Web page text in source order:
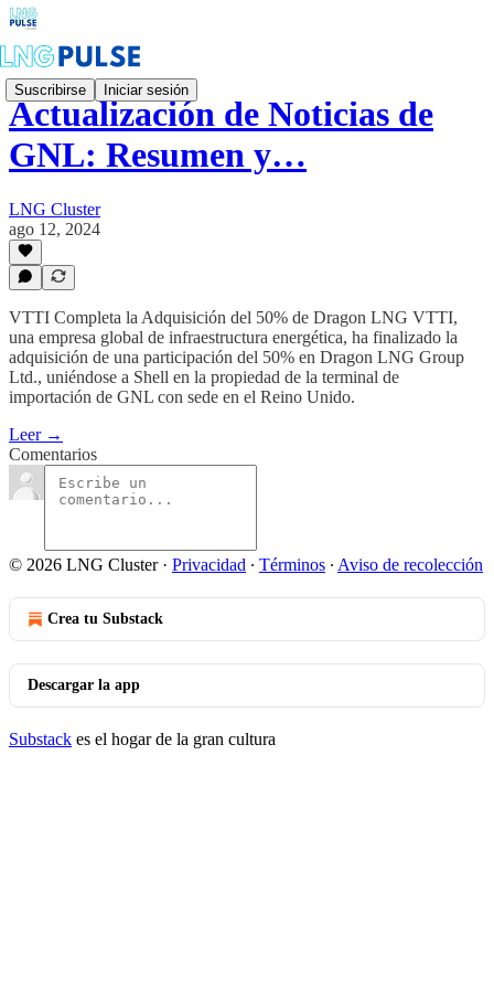
Suscribirse Iniciar sesión
Actualización de Noticias de
GNL: Resumen y…
LNG Cluster
ago 12, 2024
VTTI Completa la Adquisición del 50% de Dragon LNG VTTI,
una empresa global de infraestructura energética, ha finalizado la
adquisición de una participación del 50% en Dragon LNG Group
Ltd., uniéndose a Shell en la propiedad de la terminal de
importación de GNL con sede en el Reino Unido.
Leer →
Comentarios
© 2026 LNG Cluster· Privacidad ∙ Términos ∙ Aviso de recolección
Crea tu Substack
Descargar la app
Substack es el hogar de la gran cultura